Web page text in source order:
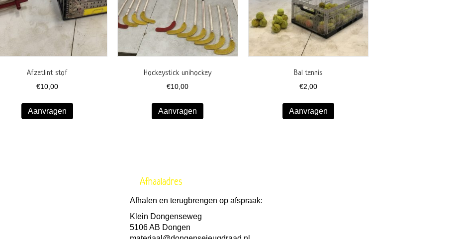
Afzetlint stof
€10,00
Aanvragen
Hockeystick unihockey
€10,00
Aanvragen
Bal tennis
€2,00
Aanvragen
Afhaaladres
Afhalen en terugbrengen op afspraak:
Klein Dongenseweg
5106 AB Dongen